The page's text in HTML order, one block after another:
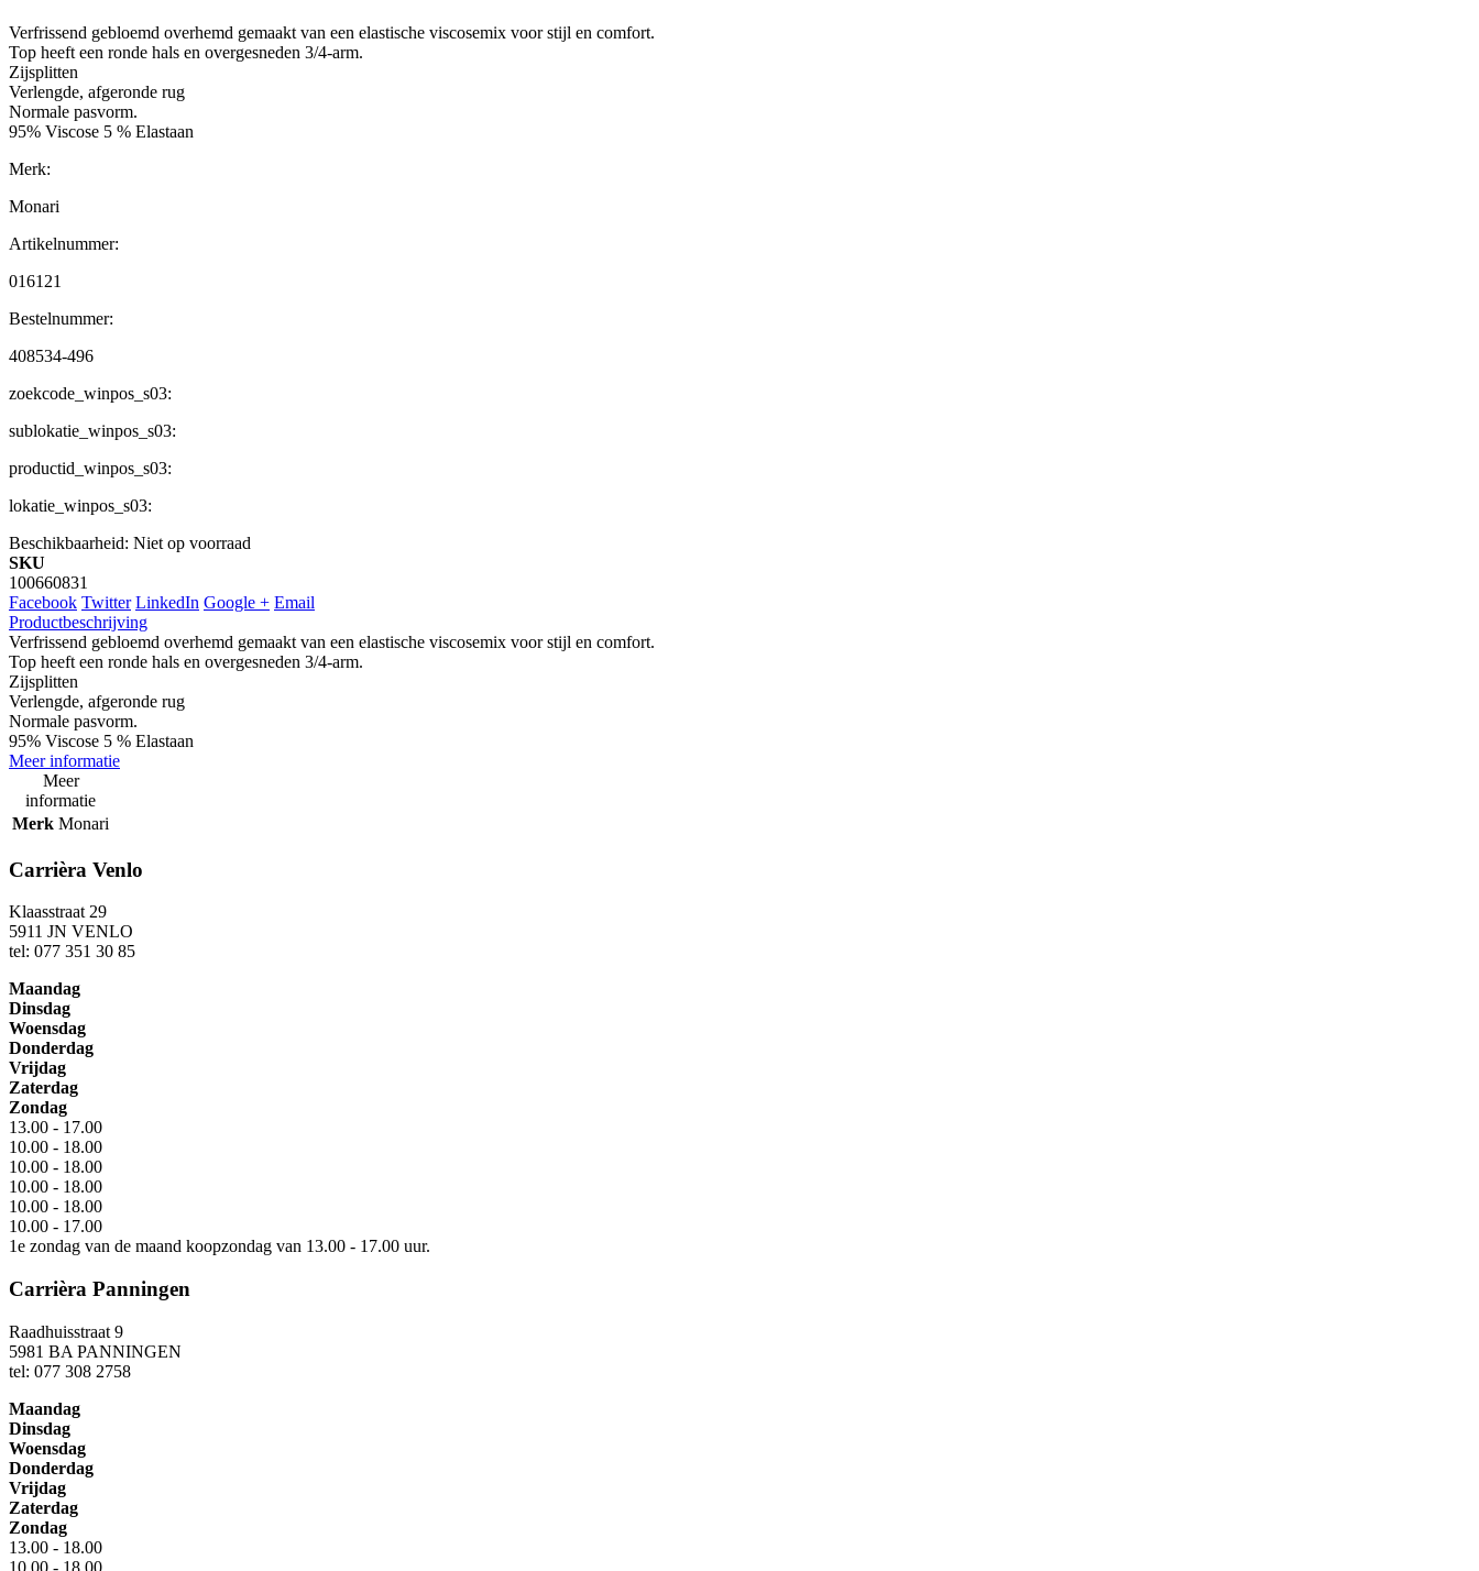
Verfrissend gebloemd overhemd gemaakt van een elastische viscosemix voor stijl en comfort.
Top heeft een ronde hals en overgesneden 3/4-arm.
Zijsplitten
Verlengde, afgeronde rug
Normale pasvorm.
95% Viscose 5 % Elastaan
Merk:
Monari
Artikelnummer:
016121
Bestelnummer:
408534-496
zoekcode_winpos_s03:
sublokatie_winpos_s03:
productid_winpos_s03:
lokatie_winpos_s03:
Beschikbaarheid: Niet op voorraad
SKU
100660831
Facebook Twitter LinkedIn Google + Email
Productbeschrijving
Verfrissend gebloemd overhemd gemaakt van een elastische viscosemix voor stijl en comfort.
Top heeft een ronde hals en overgesneden 3/4-arm.
Zijsplitten
Verlengde, afgeronde rug
Normale pasvorm.
95% Viscose 5 % Elastaan
Meer informatie
Meer
informatie
Merk Monari
Carrièra Venlo
Klaasstraat 29
5911 JN VENLO
tel: 077 351 30 85
Maandag
Dinsdag
Woensdag
Donderdag
Vrijdag
Zaterdag
Zondag
13.00 - 17.00
10.00 - 18.00
10.00 - 18.00
10.00 - 18.00
10.00 - 18.00
10.00 - 17.00
1e zondag van de maand koopzondag van 13.00 - 17.00 uur.
Carrièra Panningen
Raadhuisstraat 9
5981 BA PANNINGEN
tel: 077 308 2758
Maandag
Dinsdag
Woensdag
Donderdag
Vrijdag
Zaterdag
Zondag
13.00 - 18.00
10.00 - 18.00